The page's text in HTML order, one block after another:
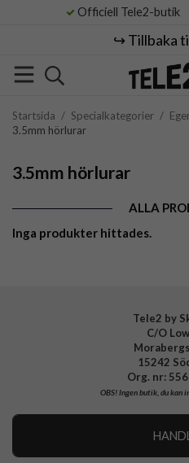
Officiell Tele2-butik
↪️ Tillbaka
Startsida / Specialkategorier /
3.5mm hörlurar
3.5mm hörlurar
ALLA
Inga produkter hittades.
Tele2 by
C/O
15242
Org. nr:
OBS!Ingen butik, du kan